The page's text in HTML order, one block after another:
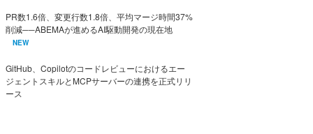
PR数1.6倍、変更行数1.8倍、平均マージ時間37%
削減──ABEMAが進めるAI駆動開発の現在地
NEW
GitHub、Copilotのコードレビューにおけるエー
ジェントスキルとMCPサーバーの連携を正式リリ
ース